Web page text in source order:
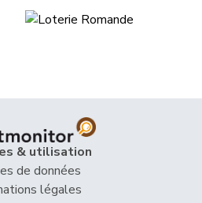
& utilisation
de données
légales